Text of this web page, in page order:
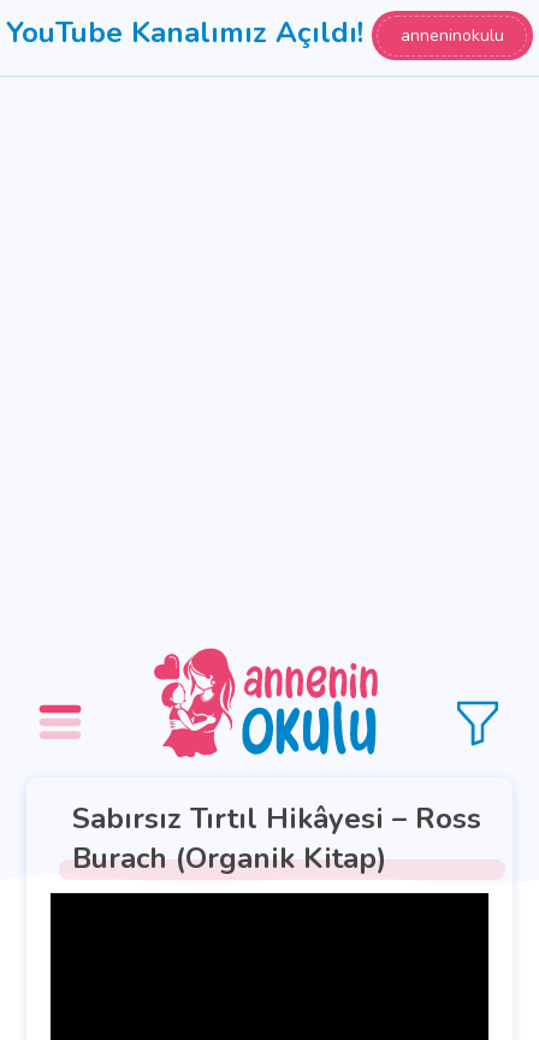
YouTube Kanalımız Açıldı! anneninokulu
Sabırsız Tırtıl Hikâyesi – Ross
Burach (Organik Kitap)